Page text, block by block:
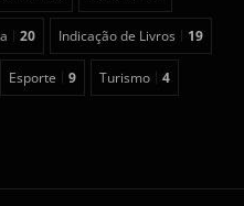
20 Indicação de Livros 19
Esporte 9 Turismo 4